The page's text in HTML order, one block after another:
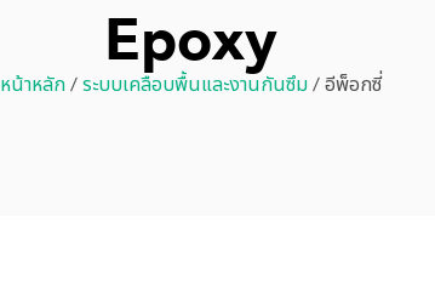
Epoxy
หน้าหลัก/ระบบเคลือบพื้นและงานกันซึม/ อีพ็อกซี่